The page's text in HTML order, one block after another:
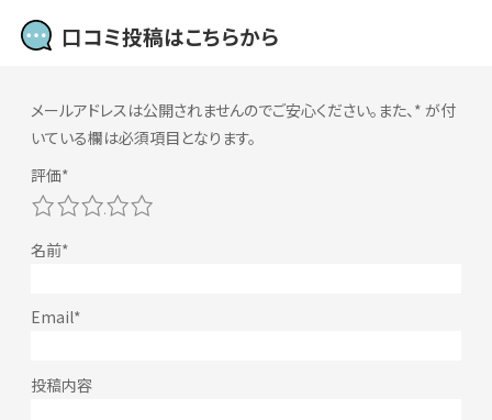
口コミ投稿はこちらから
メールアドレスは公開されませんのでご安心ください。また、 * が付
いている欄は必須項目となります。
5
4
3
2